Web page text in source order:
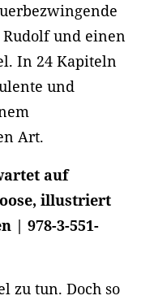
und einen
In 24 Kapiteln
und
Art.
auf
illustriert
| 978-3-551-
zu tun. Doch so